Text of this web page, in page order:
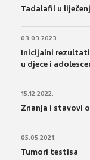
Tadalafil u
03.03.2023.
Inicijalni rezultati
u djece i
15.12.2022.
Znanja i stavovi
05.05.2021.
Tumori testisa